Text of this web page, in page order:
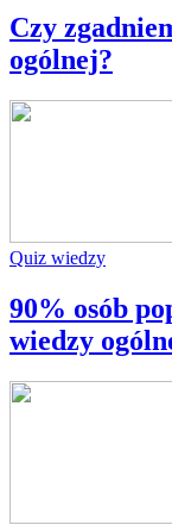
Czy
ogólnej?
Quiz wiedzy
90% osób
wiedzy